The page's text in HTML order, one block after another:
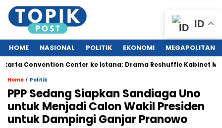
HOME NASIONAL POLITIK EKONOMI MEGAPOLITAN
Convention Center ke Istana: Drama Reshuffle Kabinet Merah
Home / Politik
PPP Sedang Siapkan Sandiaga Uno
untuk Menjadi Calon Wakil Presiden
untuk Dampingi Ganjar Pranowo
ID